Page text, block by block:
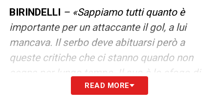
BIRINDELLI – «Sappiamo tutti quanto è
importante per un attaccante il gol, a lui
mancava. Il serbo deve abituarsi però a
queste critiche che ci stanno quando non
segna per lungo tempo. Il suo è lo sfogo di
un giocatore che ha sofferto, poteva anche
READ MORE